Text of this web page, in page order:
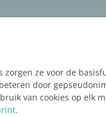
FREE TRIAL
ze voor de
door
van cookies op elk
.